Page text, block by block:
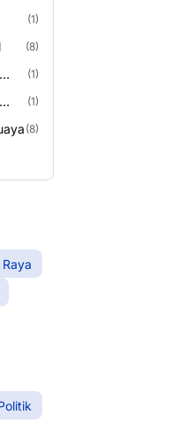
(1)
(8)
(1)
(1)
(8)